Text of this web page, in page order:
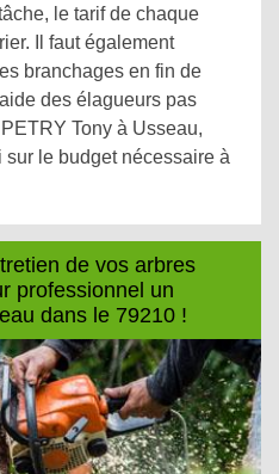
le tarif de chaque
Il faut également
branchages en fin de
des élagueurs pas
Tony à Usseau,
sur le budget nécessaire à
de vos arbres
professionnel un
dans le 79210 !